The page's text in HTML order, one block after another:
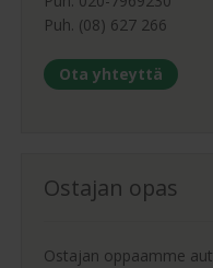
Puh. (08) 627 266
Ota yhteyttä
Ostajan opas
Ostajan oppaamme